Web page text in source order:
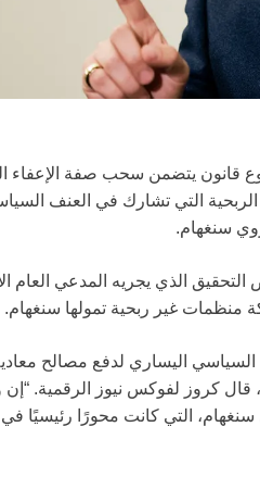
قانون يتضمن سحب صفة الإعفاء
الربحية التي تشارك في العنف
سنغهام.
الذي يجريه المدعي العام
منظمات غير ربحية تمولها سنغهام.
السياسي اليساري لدفع مصالح
قال كروز لفوكس نيوز الرقمية. “إن
التي كانت محورًا رئيسيًا